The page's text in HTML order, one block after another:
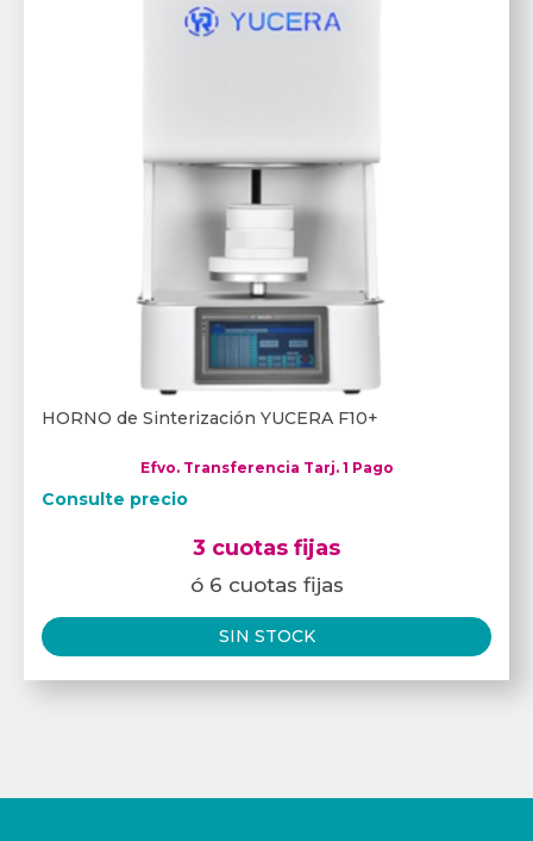
HORNO de Sinterización YUCERA F10+
Efvo. Transferencia Tarj. 1 Pago
Consulte precio
3 cuotas fijas
ó 6 cuotas fijas
SIN STOCK